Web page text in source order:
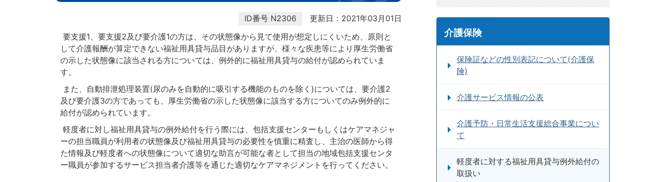
ID番号 N2306
更新日：2021年03月01日
要支援1、要支援2及び要介護1の方は、その状態像から見て使用が想定しにくいため、原則と
して介護報酬が算定できない福祉用具貸与品目がありますが、様々な疾患等により厚生労働省
の示した状態像に該当される方については、例外的に福祉用具貸与の給付が認められていま
す。
また、自動排泄処理装置(尿のみを自動的に吸引する機能のものを除く)については、要介護2
及び要介護3の方であっても、厚生労働省の示した状態像に該当する方についてのみ例外的に
給付が認められています。
軽度者に対し福祉用具貸与の例外給付を行う際には、包括支援センターもしくはケアマネジャ
ーの担当職員が利用者の状態像及び福祉用具貸与の必要性を慎重に精査し、主治の医師から得
た情報及び軽度者への状態像について適切な助言が可能な者として担当の地域包括支援センタ
ー職員が参加するサービス担当者介護等を通じた適切なケアマネジメントを行ってください。
介護保険
保険証などの性別表記について(介護保
険)
介護サービス情報の公表
介護予防・日常生活支援総合事業につい
て
軽度者に対する福祉用具貸与例外給付の
取扱い